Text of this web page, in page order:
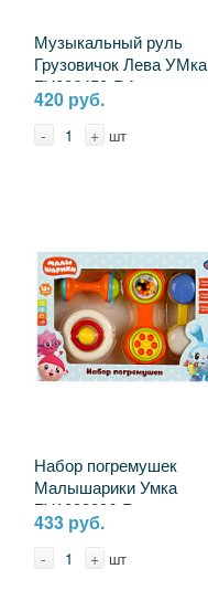
Музыкальный руль
Грузовичок Лева УМка
ZY026459-R4
420 руб.
- + шт
Набор погремушек
Малышарики Умка
ZY1098296-R
433 руб.
- + шт